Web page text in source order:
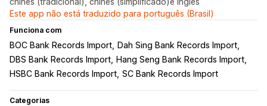
Este app não está traduzido para português (Brasil)
Funciona com
BOC Bank Records Import
Dah Sing Bank Records Import
DBS Bank Records Import
Hang Seng Bank Records Import
HSBC Bank Records Import SC Bank Records Import
Categorias